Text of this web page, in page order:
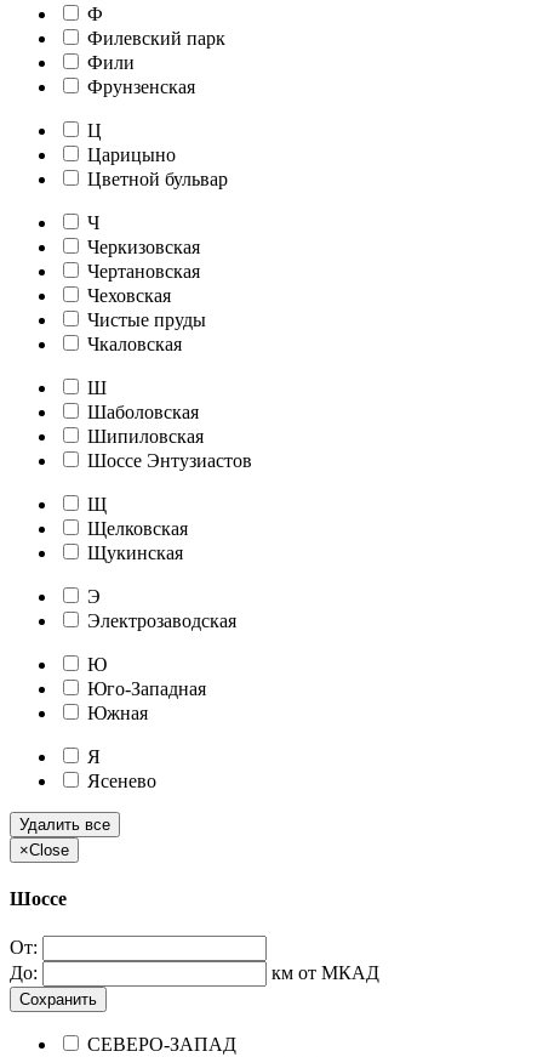
Ф
Филевский парк
Фили
Фрунзенская
Ц
Царицыно
Цветной бульвар
Ч
Черкизовская
Чертановская
Чеховская
Чистые пруды
Чкаловская
Ш
Шаболовская
Шипиловская
Шоссе Энтузиастов
Щ
Щелковская
Щукинская
Э
Электрозаводская
Ю
Юго-Западная
Южная
Я
Ясенево
Удалить все
×Close
Шоссе
От:
До:
км от МКАД
Сохранить
СЕВЕРО-ЗАПАД